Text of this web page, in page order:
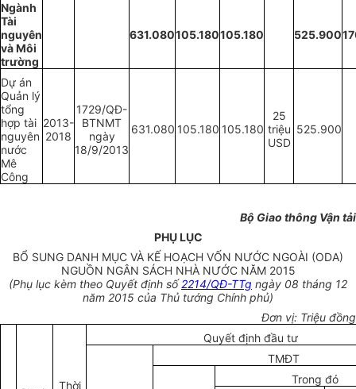
Ngành
Tài
nguyên
và Môi
trường
631.080105.180105.180 525.900
Dự án
Quản lý
tổng
hợp tài
nguyên
nước
Mê
Công
2013-
2018
1729/QĐ-
BTNMT
ngày
18/9/2013
631.080 105.180 105.180
25
triệu
USD
525.900
Bộ Giao thông Vận tải
PHỤ LỤC
BỔ SUNG DANH MỤC VÀ KẾ HOẠCH VỐN NƯỚC NGOÀI (ODA)
NGUỒN NGÂN SÁCH NHÀ NƯỚC NĂM 2015
(Phụ lục kèm theo Quyết định số2214/QĐ-TTg ngày 08 tháng 12
năm 2015 của Thủ tướng Chính phủ)
Đơn vị: Triệu đồng
Thời
Quyết định đầu tư
TMĐT
Trong đó